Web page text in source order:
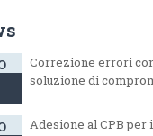
Correzione errori
soluzione di
Adesione al CPB per